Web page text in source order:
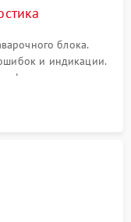
блока.
и индикации.
на слух.
для выявления